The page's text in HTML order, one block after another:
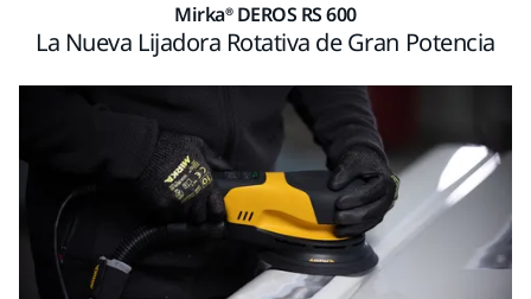
Mirka® DEROS RS 600
La Nueva Lijadora Rotativa de Gran Potencia